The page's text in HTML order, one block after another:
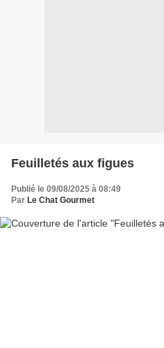
Feuilletés aux figues
Publié le 09/08/2025 à 08:49
Par Le Chat Gourmet